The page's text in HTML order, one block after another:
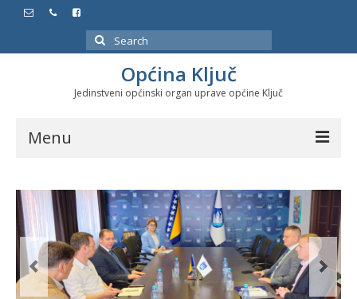
Search
for:
Općina Ključ
Jedinstveni općinski organ uprave općine Ključ
Menu
Službeni glasnici
Javne nabavke
Značajni datumi i manifestacije